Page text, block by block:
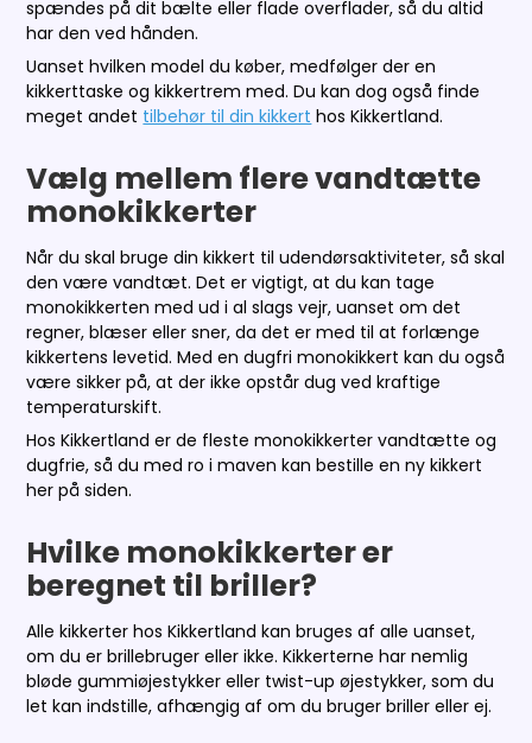
spændes på dit bælte eller flade overflader, så du altid
har den ved hånden.
Uanset hvilken model du køber, medfølger der en
kikkerttaske og kikkertrem med. Du kan dog også finde
meget andet tilbehør til din kikkert hos Kikkertland.
Vælg mellem flere vandtætte
monokikkerter
Når du skal bruge din kikkert til udendørsaktiviteter, så skal
den være vandtæt. Det er vigtigt, at du kan tage
monokikkerten med ud i al slags vejr, uanset om det
regner, blæser eller sner, da det er med til at forlænge
kikkertens levetid. Med en dugfri monokikkert kan du også
være sikker på, at der ikke opstår dug ved kraftige
temperaturskift.
Hos Kikkertland er de fleste monokikkerter vandtætte og
dugfrie, så du med ro i maven kan bestille en ny kikkert
her på siden.
Hvilke monokikkerter er
beregnet til briller?
Alle kikkerter hos Kikkertland kan bruges af alle uanset,
om du er brillebruger eller ikke. Kikkerterne har nemlig
bløde gummiøjestykker eller twist-up øjestykker, som du
let kan indstille, afhængig af om du bruger briller eller ej.